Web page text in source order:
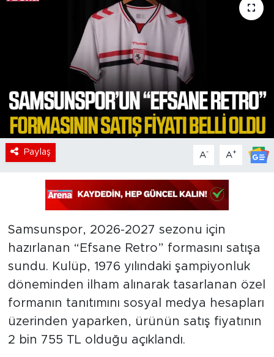
Paylaş A- A+
Samsunspor, 2026-2027 sezonu için
hazırlanan “Efsane Retro” formasını satışa
sundu. Kulüp, 1976 yılındaki şampiyonluk
döneminden ilham alınarak tasarlanan özel
formanın tanıtımını sosyal medya hesapları
üzerinden yaparken, ürünün satış fiyatının
2 bin 755 TL olduğu açıklandı.